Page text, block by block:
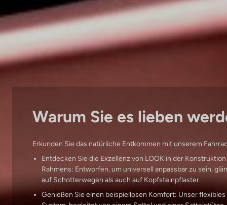
Warum Sie es lieben
Erkunden Sie das natürliche Entkommen mit unserem
Entdecken Sie die Exzellenz von LOOK in der
Rahmens: Entworfen, um universell anpassbar zu sein,
auf Schotterwegen als auch auf Kopfsteinpflaster.
Genießen Sie einen beispiellosen Komfort: Unser